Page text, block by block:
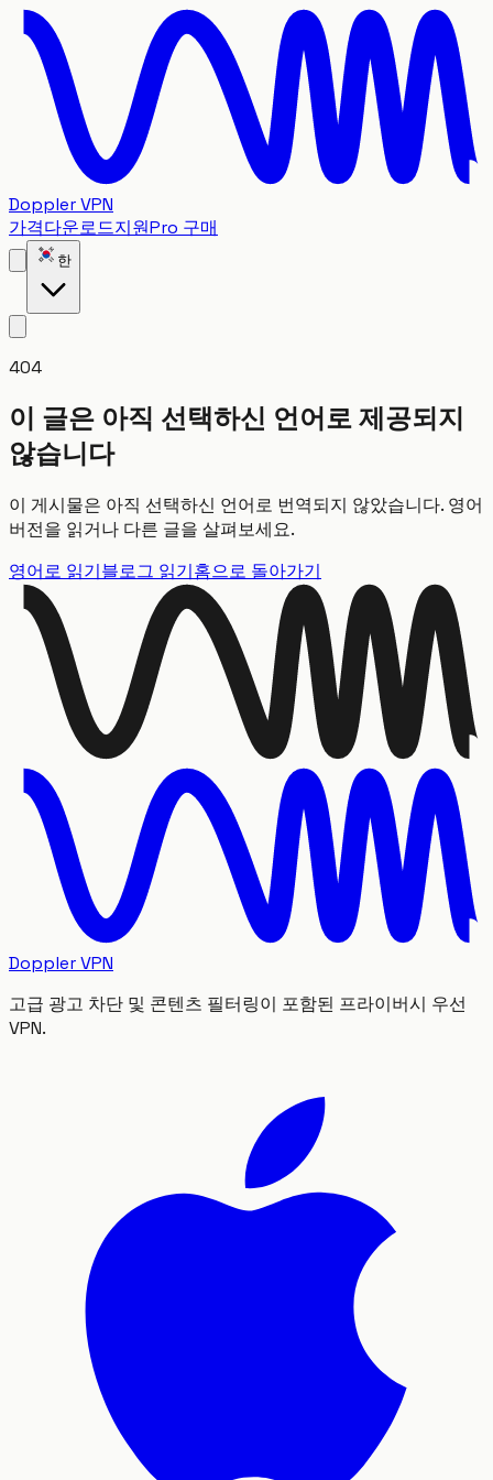
Doppler VPN
가격다운로드지원Pro 구매
한
404
이 글은 아직 선택하신 언어로 제공되지
않습니다
이 게시물은 아직 선택하신 언어로 번역되지 않았습니다. 영어
버전을 읽거나 다른 글을 살펴보세요.
영어로 읽기블로그 읽기홈으로 돌아가기
Doppler VPN
고급 광고 차단 및 콘텐츠 필터링이 포함된 프라이버시 우선
VPN.